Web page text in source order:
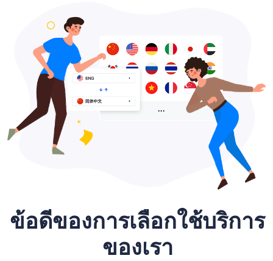
ข้อดีของการเลือกใช้บริการ
ของเรา